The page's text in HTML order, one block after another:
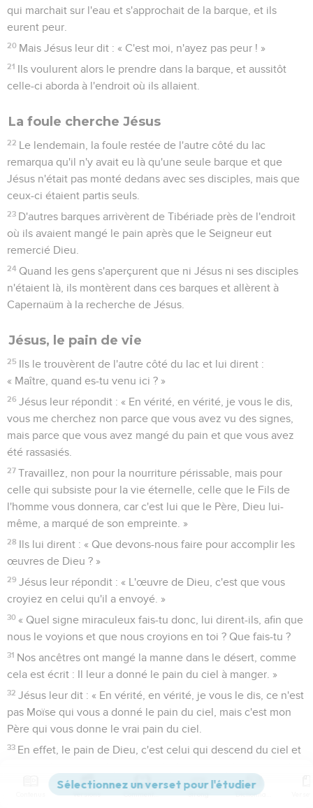
qui marchait sur l'eau et s'approchait de la barque, et ils
eurent peur.
20 Mais Jésus leur dit : « C'est moi, n'ayez pas peur ! »
21 Ils voulurent alors le prendre dans la barque, et aussitôt
celle-ci aborda à l'endroit où ils allaient.
La foule cherche Jésus
22 Le lendemain, la foule restée de l'autre côté du lac
remarqua qu'il n'y avait eu là qu'une seule barque et que
Jésus n'était pas monté dedans avec ses disciples, mais que
ceux-ci étaient partis seuls.
23 D'autres barques arrivèrent de Tibériade près de l'endroit
où ils avaient mangé le pain après que le Seigneur eut
remercié Dieu.
24 Quand les gens s'aperçurent que ni Jésus ni ses disciples
n'étaient là, ils montèrent dans ces barques et allèrent à
Capernaüm à la recherche de Jésus.
Jésus, le pain de vie
25 Ils le trouvèrent de l'autre côté du lac et lui dirent :
« Maître, quand es-tu venu ici ? »
26 Jésus leur répondit : « En vérité, en vérité, je vous le dis,
vous me cherchez non parce que vous avez vu des signes,
mais parce que vous avez mangé du pain et que vous avez
été rassasiés.
27 Travaillez, non pour la nourriture périssable, mais pour
celle qui subsiste pour la vie éternelle, celle que le Fils de
l'homme vous donnera, car c'est lui que le Père, Dieu lui-
même, a marqué de son empreinte. »
28 Ils lui dirent : « Que devons-nous faire pour accomplir les
œuvres de Dieu ? »
29 Jésus leur répondit : « L'œuvre de Dieu, c'est que vous
croyiez en celui qu'il a envoyé. »
30 « Quel signe miraculeux fais-tu donc, lui dirent-ils, afin que
nous le voyions et que nous croyions en toi ? Que fais-tu ?
31 Nos ancêtres ont mangé la manne dans le désert, comme
cela est écrit : Il leur a donné le pain du ciel à manger. »
32 Jésus leur dit : « En vérité, en vérité, je vous le dis, ce n'est
pas Moïse qui vous a donné le pain du ciel, mais c'est mon
Père qui vous donne le vrai pain du ciel.
33 En effet, le pain de Dieu, c'est celui qui descend du ciel et
Ils lui dirent alors : « Seigneur, donne-nous toujours ce
Versions Commentaires Strong